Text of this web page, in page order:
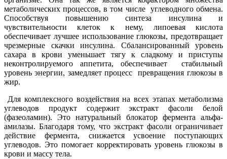
метаболических процессов, в том числе углеводного обмена.
Способствуя повышению синтеза инсулина и
чувствительности клеток к нему, липоевая кислота
обеспечивает лучшее использование глюкозы, предотвращает
чрезмерные скачки инсулина. Сбалансированный уровень
сахара в крови уменьшает тягу к сладкому и приступы
неконтролируемого аппетита, обеспечивает стабильный
уровень энергии, замедляет процесс превращения глюкозы в
жир.
Для комплексного воздействия на всех этапах метаболизма
углеводов продукт содержит экстракт фасоли белой
(фазеоламин). Это натуральный блокатор фермента альфа-
амилазы. Благодаря тому, что экстракт фасоли ограничивает
действие фермента, снижается усвоение поступающих
углеводов. Это помогает корректировать уровень глюкозы в
крови и массу тела.